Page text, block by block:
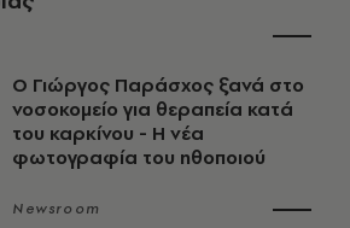
O Γιώργος Παράσχος ξανά στο
νοσοκομείο για θεραπεία κατά
του καρκίνου - Η νέα
φωτογραφία του ηθοποιού
Newsroom